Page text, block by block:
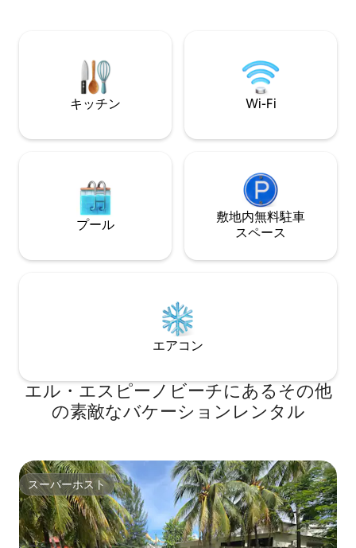
キッチン Wi-Fi
プール
敷地内無料駐⁠車
ス⁠ペ⁠ー⁠ス
エアコン
エル・エスピーノビーチにあるその他
の素敵なバケーションレンタル
スーパーホスト
スーパーホスト